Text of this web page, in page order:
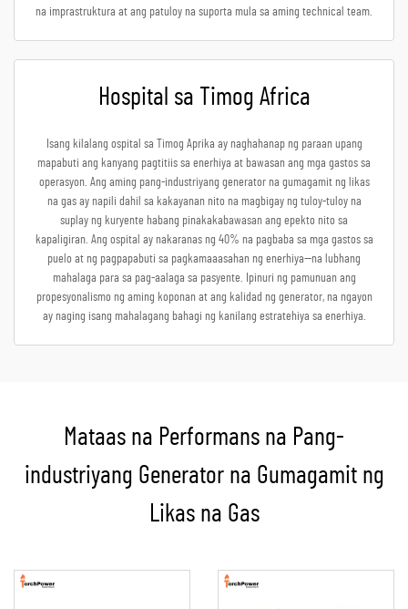
na imprastruktura at ang patuloy na suporta mula sa aming technical team.
Hospital sa Timog Africa
Isang kilalang ospital sa Timog Aprika ay naghahanap ng paraan upang
mapabuti ang kanyang pagtitiis sa enerhiya at bawasan ang mga gastos sa
operasyon. Ang aming pang-industriyang generator na gumagamit ng likas
na gas ay napili dahil sa kakayanan nito na magbigay ng tuloy-tuloy na
suplay ng kuryente habang pinakakabawasan ang epekto nito sa
kapaligiran. Ang ospital ay nakaranas ng 40% na pagbaba sa mga gastos sa
puelo at ng pagpapabuti sa pagkamaaasahan ng enerhiya—na lubhang
mahalaga para sa pag-aalaga sa pasyente. Ipinuri ng pamunuan ang
propesyonalismo ng aming koponan at ang kalidad ng generator, na ngayon
ay naging isang mahalagang bahagi ng kanilang estratehiya sa enerhiya.
Mataas na Performans na Pang-
industriyang Generator na Gumagamit ng
Likas na Gas